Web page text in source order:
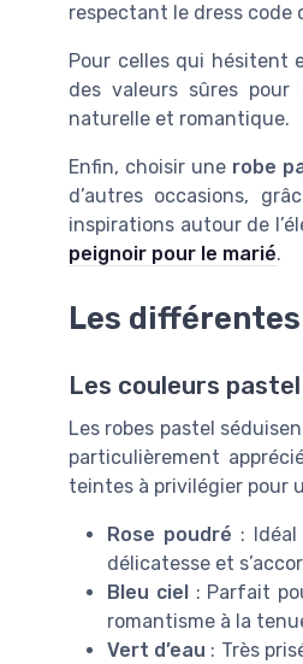
respectant le dress code
Pour celles qui hésitent
des valeurs sûres pour
naturelle et romantique.
Enfin, choisir une robe
d’autres occasions,
inspirations autour de
peignoir pour le marié.
Les
Les couleurs
Les robes pastel
particulièrement
teintes à privilégier pour
Rose poudré :
délicatesse et
Bleu ciel
: Parfait
romantisme à la
Vert d’eau : Très